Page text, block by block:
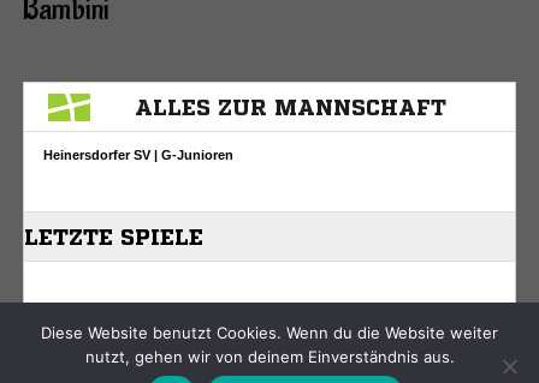
Bambini
Diese Website benutzt Cookies. Wenn du die Website weiter
nutzt, gehen wir von deinem Einverständnis aus.